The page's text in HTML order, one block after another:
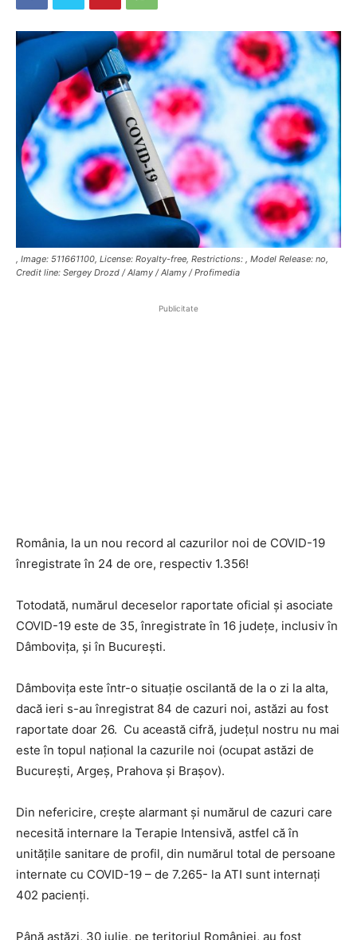
, Image: 511661100, License: Royalty-free, Restrictions: , Model Release: no,
Credit line: Sergey Drozd / Alamy / Alamy / Profimedia
Publicitate
România, la un nou record al cazurilor noi de COVID-19
înregistrate în 24 de ore, respectiv 1.356!
Totodată, numărul deceselor raportate oficial și asociate
COVID-19 este de 35, înregistrate în 16 județe, inclusiv în
Dâmbovița, și în București.
Dâmbovița este într-o situație oscilantă de la o zi la alta,
dacă ieri s-au înregistrat 84 de cazuri noi, astăzi au fost
raportate doar 26. Cu această cifră, județul nostru nu mai
este în topul național la cazurile noi (ocupat astăzi de
București, Argeș, Prahova și Brașov).
Din nefericire, crește alarmant și numărul de cazuri care
necesită internare la Terapie Intensivă, astfel că în
unitățile sanitare de profil, din numărul total de persoane
internate cu COVID-19 – de 7.265- la ATI sunt internați
402 pacienți.
Până astăzi, 30 iulie, pe teritoriul României, au fost